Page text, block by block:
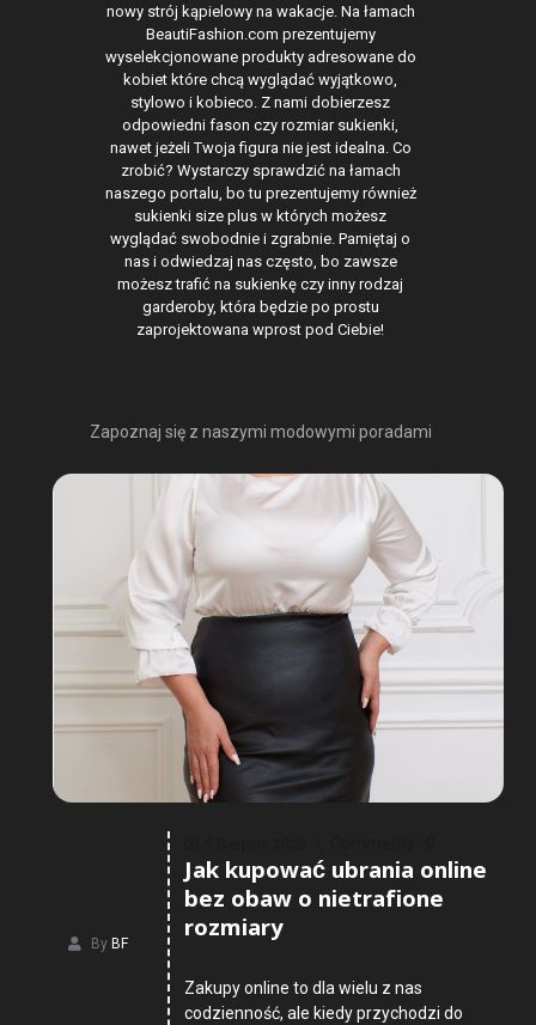
nowy strój kąpielowy na wakacje. Na łamach
BeautiFashion.com prezentujemy
wyselekcjonowane produkty adresowane do
kobiet które chcą wyglądać wyjątkowo,
stylowo i kobieco. Z nami dobierzesz
odpowiedni fason czy rozmiar sukienki,
nawet jeżeli Twoja figura nie jest idealna. Co
zrobić? Wystarczy sprawdzić na łamach
naszego portalu, bo tu prezentujemy również
sukienki size plus w których możesz
wyglądać swobodnie i zgrabnie. Pamiętaj o
nas i odwiedzaj nas często, bo zawsze
możesz trafić na sukienkę czy inny rodzaj
garderoby, która będzie po prostu
zaprojektowana wprost pod Ciebie!
Zapoznaj się z naszymi modowymi poradami
By BF
Jak kupować ubrania online
bez obaw o nietrafione
rozmiary
Zakupy online to dla wielu z nas
codzienność, ale kiedy przychodzi do